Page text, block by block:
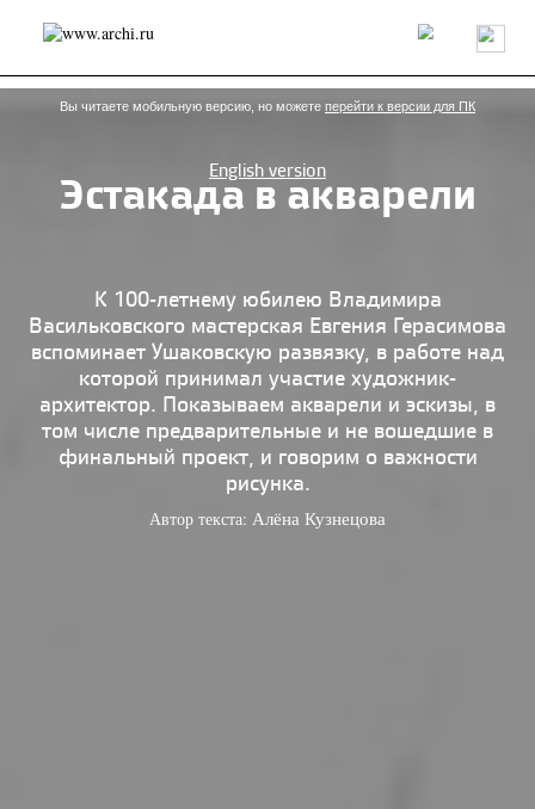
Россия Мир Технологии Интерьер Пресса
Архитекторы
Проекты
Конкурсы События Книги Вакансии
send.project Анонсы конкурсов
Блог
Интервью
Иностранцы в России
Интерьер
Книги
Наследие Образование
Урбанистика
Вы читаете мобильную версию, но можете перейти к версии для ПК
English version
Эстакада в акварели
К 100-летнему юбилею Владимира
Васильковского мастерская Евгения Герасимова
вспоминает Ушаковскую развязку, в работе над
которой принимал участие художник-
архитектор. Показываем акварели и эскизы, в
том числе предварительные и не вошедшие в
финальный проект, и говорим о важности
рисунка.
Автор текста: Алёна Кузнецова